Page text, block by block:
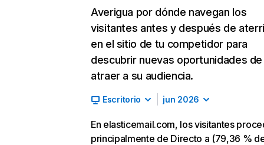
Averigua por dónde navegan los
visitantes antes y después de
en el sitio de tu competidor para
descubrir nuevas oportunidades de
atraer a su audiencia.
Escritorio jun 2026
En elasticemail.com, los visitantes
principalmente de Directo a (79,36 %